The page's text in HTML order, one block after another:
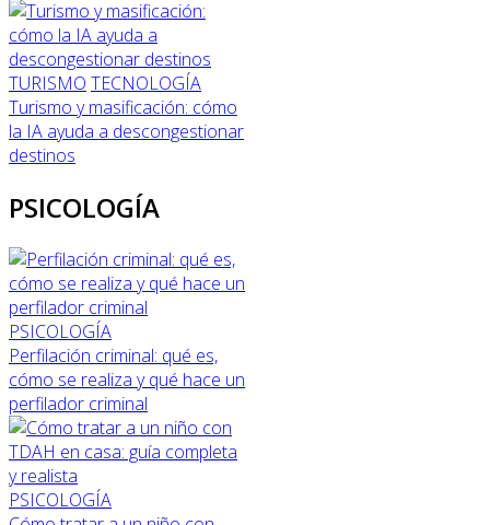
TURISMO TECNOLOGÍA
Turismo y masificación: cómo
la IA ayuda a descongestionar
destinos
PSICOLOGÍA
PSICOLOGÍA
Perfilación criminal: qué es,
cómo se realiza y qué hace un
perfilador criminal
PSICOLOGÍA